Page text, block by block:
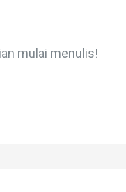
mulai menulis!